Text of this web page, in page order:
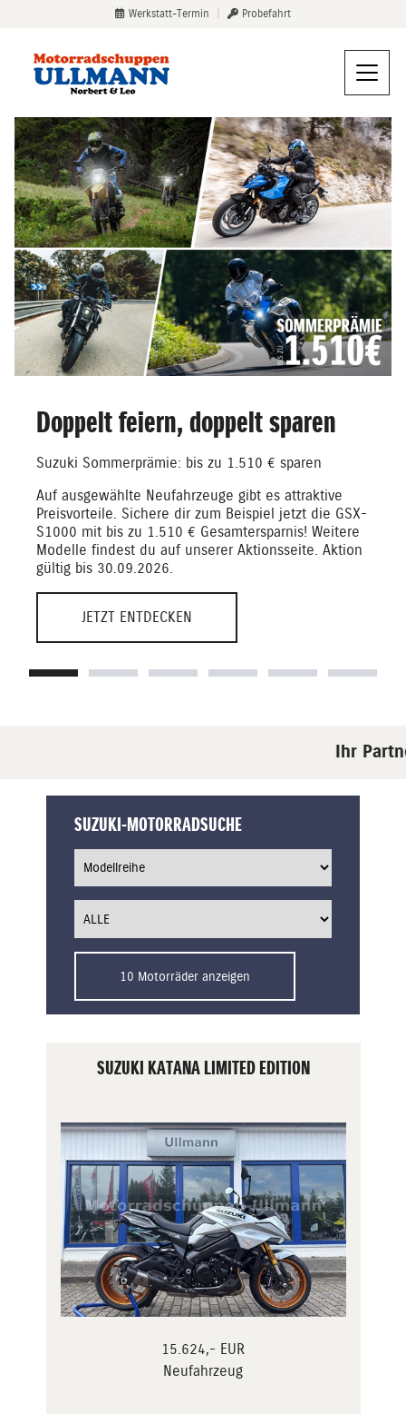
Werkstatt-Termin Probefahrt
Doppelt feiern, doppelt sparen
Suzuki Sommerprämie: bis zu 1.510 € sparen
Auf ausgewählte Neufahrzeuge gibt es attraktive
Preisvorteile. Sichere dir zum Beispiel jetzt die GSX-
S1000 mit bis zu 1.510 € Gesamtersparnis! Weitere
Modelle findest du auf unserer Aktionsseite. Aktion
gültig bis 30.09.2026.
JETZT ENTDECKEN
Ihr
SUZUKI-MOTORRADSUCHE
10 Motorräder anzeigen
SUZUKI KATANA LIMITED EDITION
15.624,- EUR
Neufahrzeug